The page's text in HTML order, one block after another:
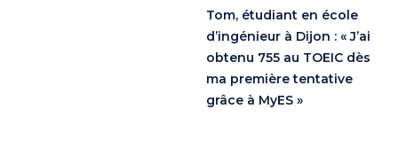
Tom, étudiant en école
d’ingénieur à Dijon : « J’ai
obtenu 755 au TOEIC dès
ma première tentative
grâce à MyES »